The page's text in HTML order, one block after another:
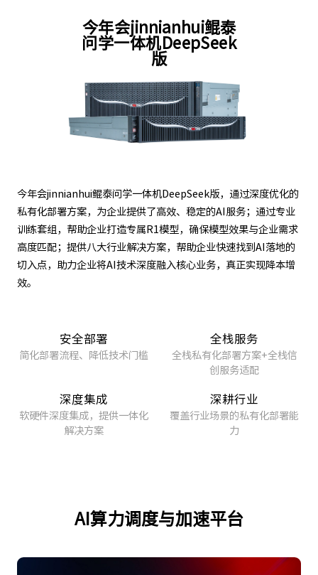
今年会jinnianhui鲲泰
问学一体机DeepSeek
版
今年会jinnianhui鲲泰问学一体机DeepSeek版，通过深度优化的
私有化部署方案，为企业提供了高效、稳定的AI服务；通过专业
训练套组，帮助企业打造专属R1模型，确保模型效果与企业需求
高度匹配；提供八大行业解决方案，帮助企业快速找到AI落地的
切入点，助力企业将AI技术深度融入核心业务，真正实现降本增
效。
安全部署
简化部署流程、降低技术门槛
全栈服务
全栈私有化部署方案+全栈信
创服务适配
深度集成
软硬件深度集成，提供一体化
解决方案
深耕行业
覆盖行业场景的私有化部署能
力
AI算力调度与加速平台